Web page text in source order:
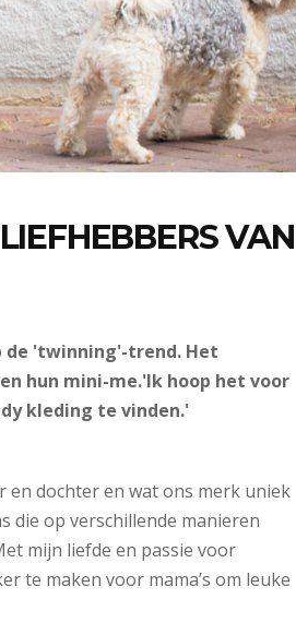
VAN
de 'twinning'-trend. Het
hun mini-me.'Ik hoop het voor
kleding te vinden.'
en dochter en wat ons merk uniek
die op verschillende manieren
mijn liefde en passie voor
te maken voor mama’s om leuke